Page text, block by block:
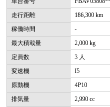
走行距離
186,300 km
稼働時間
-
最大積載量
2,000 kg
定員数
3 人
変速機
I5
原動機
4P10
排気量
2,990 cc